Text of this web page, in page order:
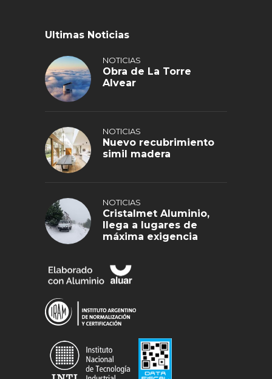
Ultimas Noticias
NOTICIAS
Obra de La Torre
Alvear
NOTICIAS
Nuevo recubrimiento
simil madera
NOTICIAS
Cristalmet Aluminio,
llega a lugares de
máxima exigencia